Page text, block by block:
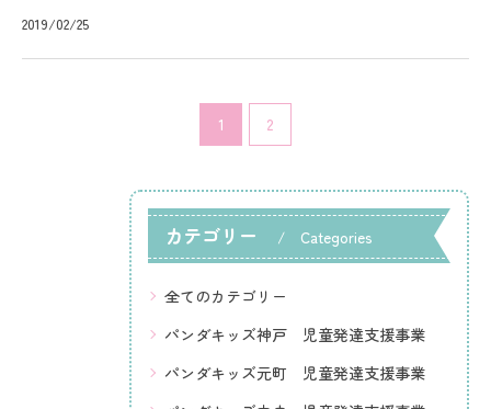
2019/02/25
1 2
カテゴリー Categories
全てのカテゴリー
パンダキッズ神戸 児童発達支援事業
パンダキッズ元町 児童発達支援事業